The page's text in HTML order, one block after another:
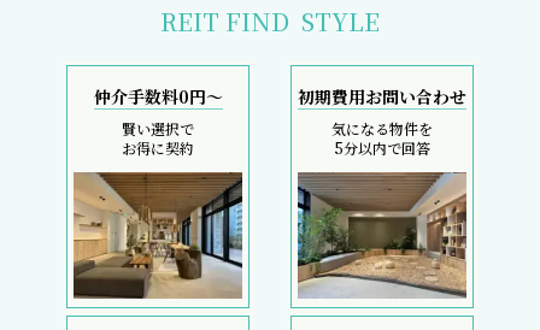
REIT FIND STYLE
仲介手数料0円～
賢い選択で
お得に契約
初期費用お問い合わせ
気になる物件を
5分以内で回答